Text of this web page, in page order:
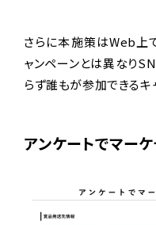
さらに本施策はWeb上
ャンペーンとは異なり
らず誰もが参加できるキ
アンケートでマー